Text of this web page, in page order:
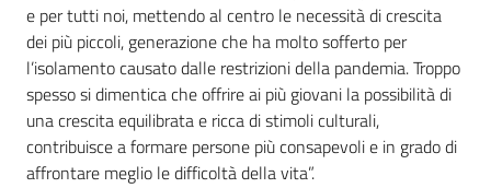
e per tutti noi, mettendo al centro le necessità di crescita
dei più piccoli, generazione che ha molto sofferto per
l’isolamento causato dalle restrizioni della pandemia. Troppo
spesso si dimentica che offrire ai più giovani la possibilità di
una crescita equilibrata e ricca di stimoli culturali,
contribuisce a formare persone più consapevoli e in grado di
affrontare meglio le difficoltà della vita”.